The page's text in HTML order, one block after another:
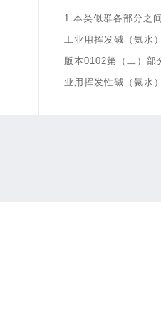
1.本类似群各部分之
工业用挥发碱（氨水
版本0102第（二）部
业用挥发性碱（氨水